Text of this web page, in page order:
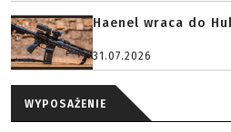
Haenel wraca do
31.07.2026
WYPOSAŻENIE